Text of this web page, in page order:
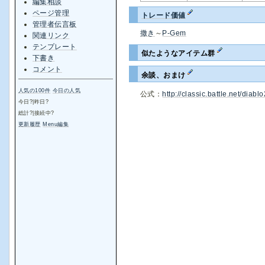
トレード価値
撒き ～ P-Gem
似たようなアイテム群
余談、おまけ
公式：http://classic.battle.net/
編集相談
ページ管理
管理者伝言板
関連リンク
テンプレート
下書き
コメント
人気の100件 今日の人気
今日 ? |昨日 ?
総計? |接続中?
更新履歴 Menu編集